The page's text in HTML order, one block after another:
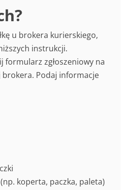
u brokera kurierskiego,
instrukcji.
formularz zgłoszeniowy na
Podaj informacje
koperta, paczka, paleta)